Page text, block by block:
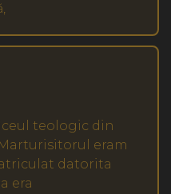
eram
datorita
era